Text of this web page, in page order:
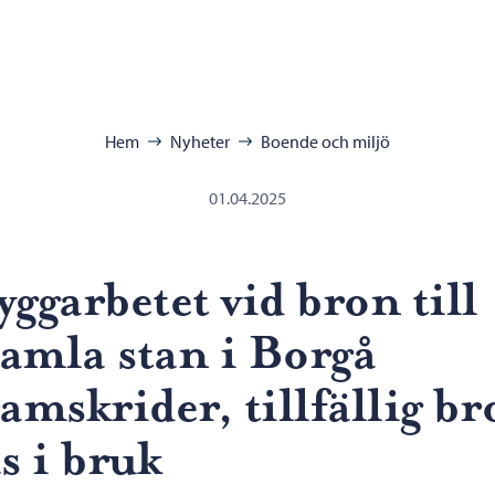
Hem Nyheter Boende och miljö
01.04.2025
vid bron till
stan i Borgå
tillfällig
i bruk